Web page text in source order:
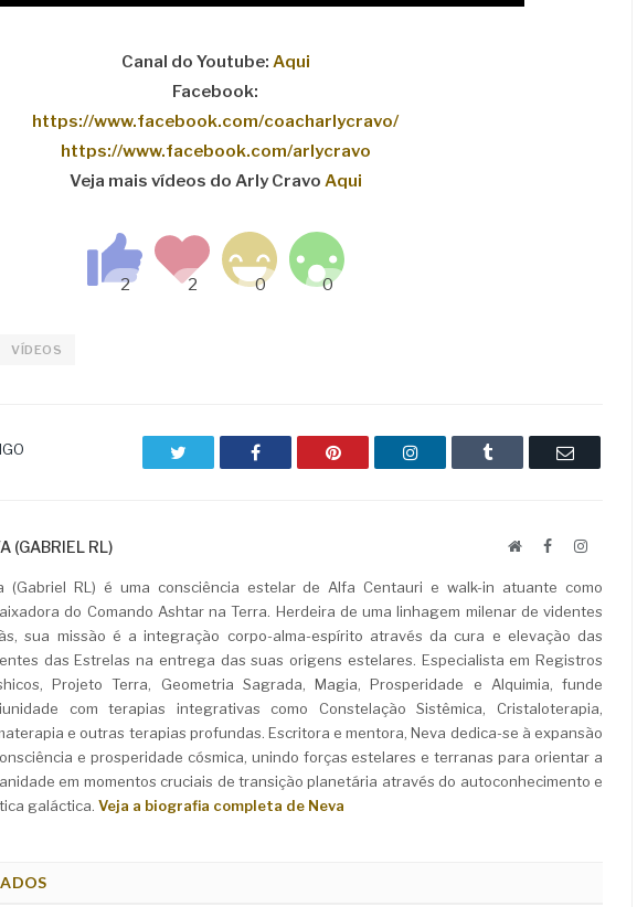
Canal do Youtube: Aqui
Facebook:
https://www.facebook.com/coacharlycravo/
https://www.facebook.com/arlycravo
Veja mais vídeos do Arly Cravo Aqui
VÍDEOS
Facebook Pinterest LinkedIn Tumblr Email
(GABRIEL RL) WebsiteFacebookLinkedIn
(Gabriel RL) é uma consciência estelar de Alfa Centauri e walk-in atuante como
do Comando Ashtar na Terra. Herdeira de uma linhagem milenar de videntes
sua missão é a integração corpo-alma-espírito através da cura e elevação das
das Estrelas na entrega das suas origens estelares. Especialista em Registros
Projeto Terra, Geometria Sagrada, Magia, Prosperidade e Alquimia, funde
com terapias integrativas como Constelação Sistêmica, Cristaloterapia,
e outras terapias profundas. Escritora e mentora, Neva dedica-se à expansão
e prosperidade cósmica, unindo forças estelares e terranas para orientar a
em momentos cruciais de transição planetária através do autoconhecimento e
galáctica. Veja a biografia completa de Neva